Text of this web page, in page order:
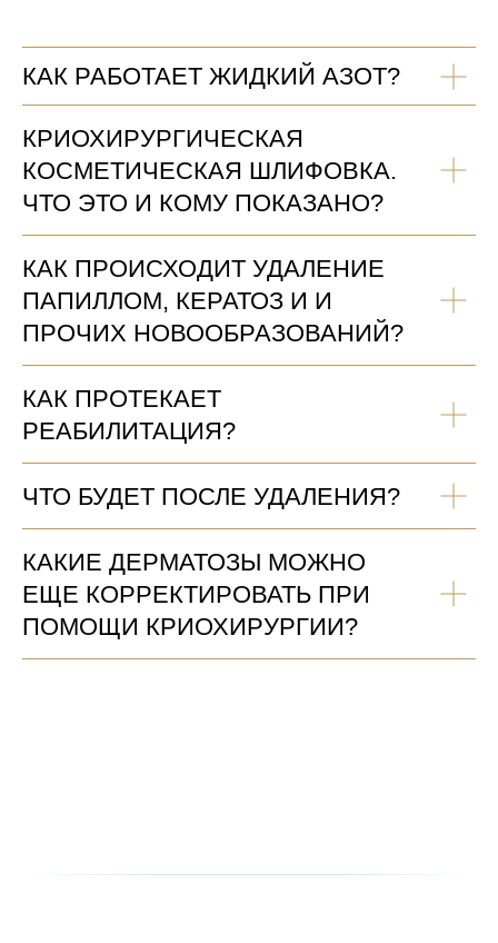
КАК РАБОТАЕТ ЖИДКИЙ АЗОТ?
КРИОХИРУРГИЧЕСКАЯ
КОСМЕТИЧЕСКАЯ ШЛИФОВКА.
ЧТО ЭТО И КОМУ ПОКАЗАНО?
КАК ПРОИСХОДИТ УДАЛЕНИЕ
ПАПИЛЛОМ, КЕРАТОЗ И И
ПРОЧИХ НОВООБРАЗОВАНИЙ?
КАК ПРОТЕКАЕТ
РЕАБИЛИТАЦИЯ?
ЧТО БУДЕТ ПОСЛЕ УДАЛЕНИЯ?
КАКИЕ ДЕРМАТОЗЫ МОЖНО
ЕЩЕ КОРРЕКТИРОВАТЬ ПРИ
ПОМОЩИ КРИОХИРУРГИИ?